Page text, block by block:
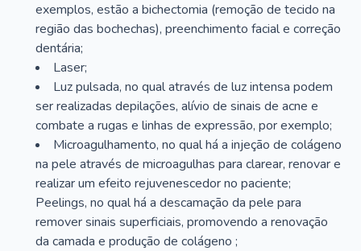
exemplos, estão a bichectomia (remoção de tecido na
região das bochechas), preenchimento facial e correção
dentária;
Laser;
Luz pulsada, no qual através de luz intensa podem
ser realizadas depilações, alívio de sinais de acne e
combate a rugas e linhas de expressão, por exemplo;
Microagulhamento, no qual há a injeção de colágeno
na pele através de microagulhas para clarear, renovar e
realizar um efeito rejuvenescedor no paciente;
Peelings, no qual há a descamação da pele para
remover sinais superficiais, promovendo a renovação
da camada e produção de colágeno ;